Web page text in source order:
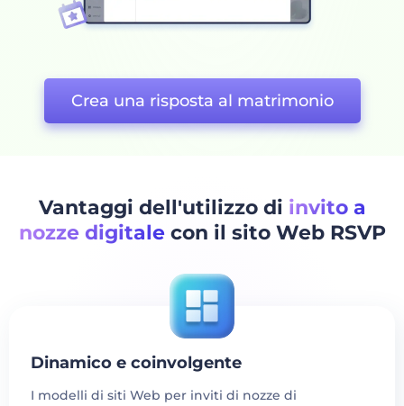
Crea una risposta al matrimonio
Vantaggi dell'utilizzo di invito a
nozze digitalecon il sito Web RSVP
Dinamico e coinvolgente
I modelli di siti Web per inviti di nozze di